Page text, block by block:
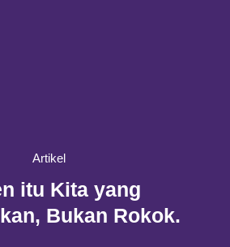
Artikel
itu Kita yang
Bukan Rokok.